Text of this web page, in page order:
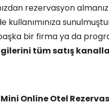
rezervasyon
kullanımınıza
bir firma ya da
tüm satış
Online Otel